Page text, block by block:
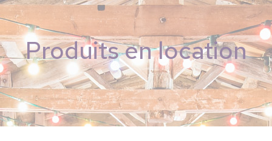
Produits en location